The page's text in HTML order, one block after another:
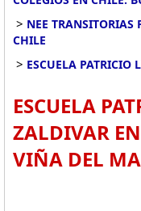
> NEE TRANSITORIAS
CHILE
> ESCUELA PATRICIO
ESCUELA
ZALDIVAR
VIÑA DEL